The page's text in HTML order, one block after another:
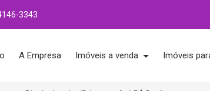
3343
A Empresa Imóveis a venda Imóveis